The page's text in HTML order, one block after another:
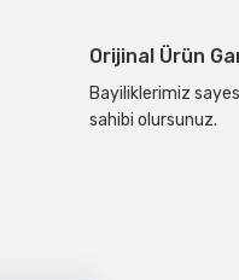
Orijinal Ürün
Bayiliklerimiz
sahibi olursunuz.